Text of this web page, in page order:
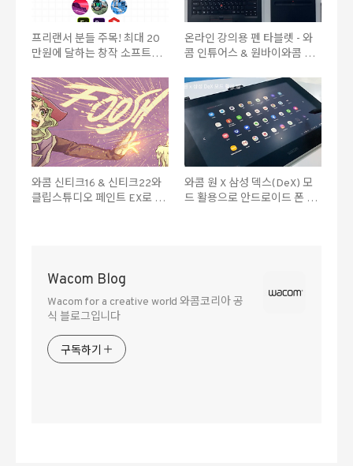
프리랜서 분들 주목! 최대 20
만원에 달하는 창작 소프트웨
온라인 강의용 펜 타블렛 - 와
콤 인튜어스 & 원바이와콤 사
와콤 신티크16 & 신티크22와
클립스튜디오 페인트 EX로 만
와콤 원 X 삼성 덱스(DeX) 모
드 활용으로 안드로이드 폰 연
Wacom Blog
Wacom for a creative world 와콤코리아 공
식 블로그입니다
구독하기